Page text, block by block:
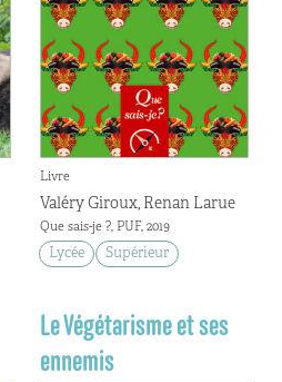
Livre
Valéry Giroux, Renan Larue
Que sais-je ?, PUF, 2019
Lycée Supérieur
Le Végétarisme et ses
ennemis